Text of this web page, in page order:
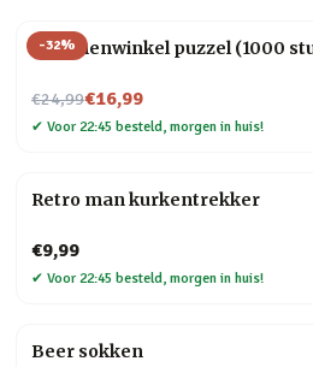
-32%
Bloemenwinkel puzzel (1000
€24,99
Nu voor€16,99
✔ Voor 22:45 besteld, morgen in huis!
Retro man kurkentrekker
€9,99
✔ Voor 22:45 besteld, morgen in huis!
Beer sokken